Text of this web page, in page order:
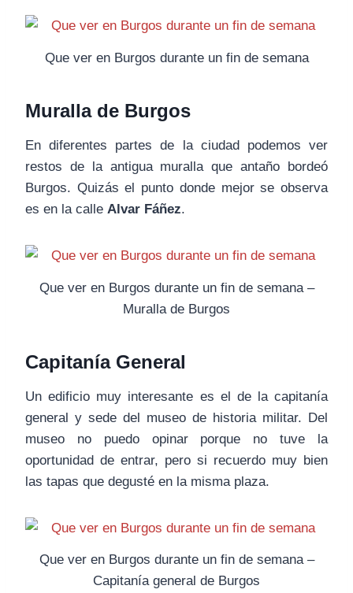
Que ver en Burgos durante un fin de semana
Muralla de Burgos
En diferentes partes de la ciudad podemos ver
restos de la antigua muralla que antaño bordeó
Burgos. Quizás el punto donde mejor se observa
es en la calle Alvar Fáñez.
Que ver en Burgos durante un fin de semana –
Muralla de Burgos
Capitanía General
Un edificio muy interesante es el de la capitanía
general y sede del museo de historia militar. Del
museo no puedo opinar porque no tuve la
oportunidad de entrar, pero si recuerdo muy bien
las tapas que degusté en la misma plaza.
Que ver en Burgos durante un fin de semana –
Capitanía general de Burgos